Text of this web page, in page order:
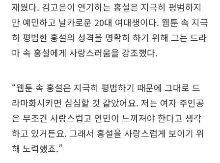
재웠다. 김고은이 연기하는 홍설은 지극히 평범하지
만 예민하고 날카로운 20대 여대생이다. 웹툰 속 지극
히 평범한 홍설의 성격을 명확히 하기 위해 그는 드라
마 속 홍설에게 사랑스러움을 강조했다.
“웹툰 속 홍설은 지극히 평범하기 때문에 그대로 드
라마화시키면 심심할 것 같았어요. 저는 여자 주인공
은 무조건 사랑스럽고 연민이 느껴져야 한다고 생각
하고 있거든요. 그래서 홍설을 사랑스럽게 보이기 위
해 노력했죠.”